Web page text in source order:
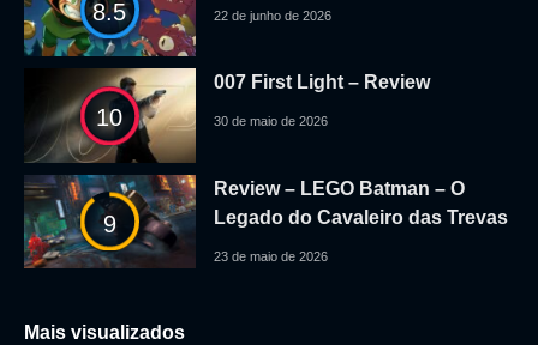
8.5 22 de junho de 2026
10
007 First Light – Review
30 de maio de 2026
9
Review – LEGO Batman – O
Legado do Cavaleiro das Trevas
23 de maio de 2026
Mais visualizados